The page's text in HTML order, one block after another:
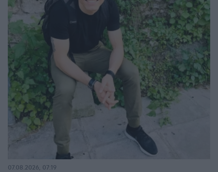
07.08.2026, 07:19